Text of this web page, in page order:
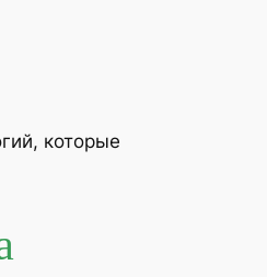
которые